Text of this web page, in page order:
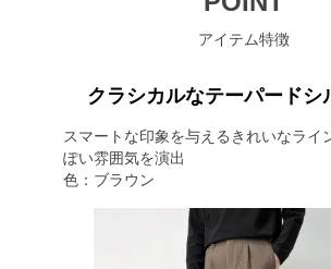
アイテム特徴
クラシカルなテーパードシ
スマートな印象を与えるきれいなライ
ぽい雰囲気を演出
色：ブラウン